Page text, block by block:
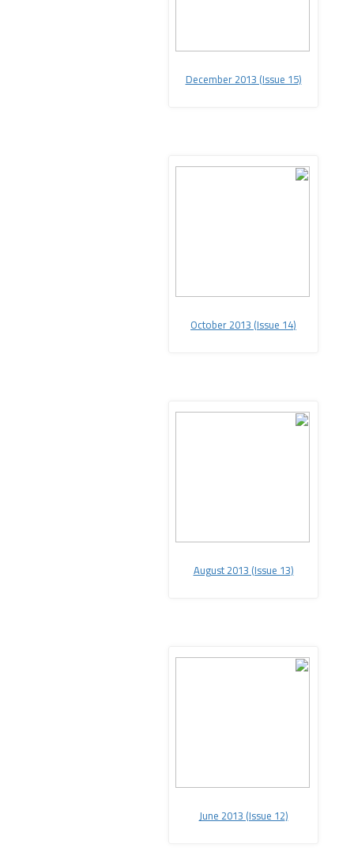
(
December 2013 (Issue 15
(
October 2013 (Issue 14
(
August 2013 (Issue 13
(
June 2013 (Issue 12